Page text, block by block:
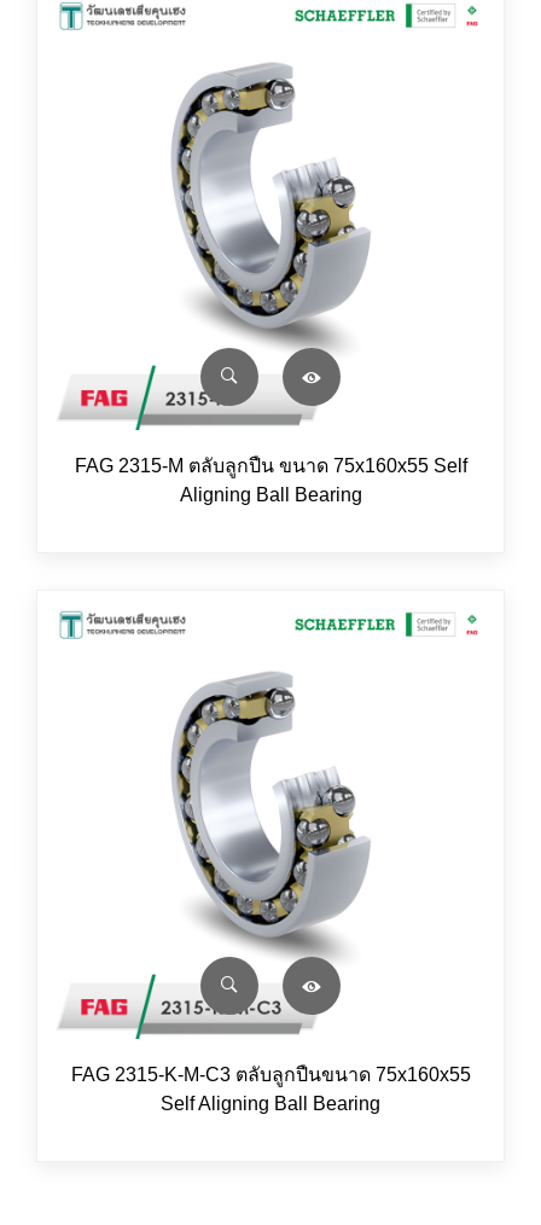
FAG 2315-M ตลับลูกปืน ขนาด 75x160x55 Self
Aligning Ball Bearing
FAG 2315-K-M-C3 ตลับลูกปืนขนาด 75x160x55
Self Aligning Ball Bearing